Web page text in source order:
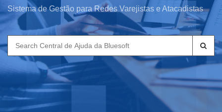
Sistema de Gestão para Redes Varejistas e Atacadistas
Search
for: